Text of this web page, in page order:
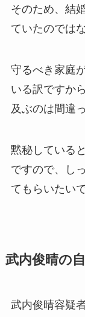
そのため、結
ていたのでは
守るべき家庭
いる訳ですか
及ぶのは間違
黙秘している
ですので、し
てもらいたい
武内俊晴の
武内俊晴容疑